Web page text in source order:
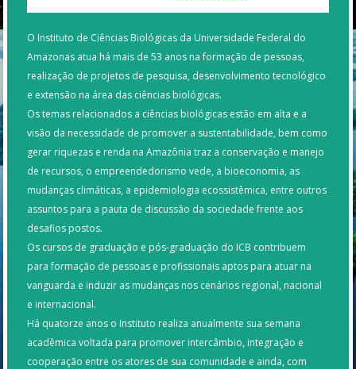
O Instituto de Ciências Biológicas da Universidade Federal do
Amazonas atua há mais de 53 anos na formação de pessoas,
realização de projetos de pesquisa, desenvolvimento tecnológico
e extensão na área das ciências biológicas.
Os temas relacionados a ciências biológicas estão em alta e a
visão da necessidade de promover a sustentabilidade, bem como
gerar riquezas e renda na Amazônia traz a conservação e manejo
de recursos, o empreendedorismo vede, a bioeconomia, as
mudanças climáticas, a epidemiologia ecossistêmica, entre outros
assuntos para a pauta de discussão da sociedade frente aos
desafios postos.
Os cursos de graduação e pós-graduação do ICB contribuem
para formação de pessoas e profissionais aptos para atuar na
vanguarda e induzir as mudanças nos cenários regional, nacional
e internacional.
Há quatorze anos o Instituto realiza anualmente sua semana
acadêmica voltada para promover intercâmbio, integração e
cooperação entre os atores de sua comunidade e ainda, com